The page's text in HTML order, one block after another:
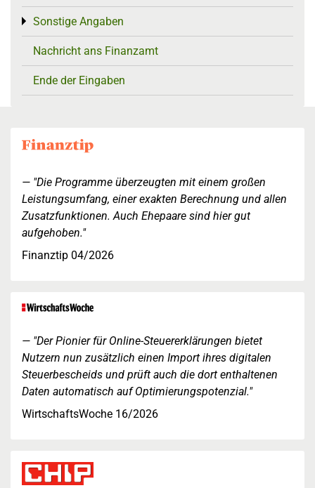
Sonstige Angaben
Toggle menu
Nachricht ans Finanzamt
Ende der Eingaben
"Die Programme überzeugten mit einem großen
Leistungsumfang, einer exakten Berechnung und allen
Zusatzfunktionen. Auch Ehepaare sind hier gut
aufgehoben."
Finanztip 04/2026
"Der Pionier für Online-Steuererklärungen bietet
Nutzern nun zusätzlich einen Import ihres digitalen
Steuerbescheids und prüft auch die dort enthaltenen
Daten automatisch auf Optimierungspotenzial."
WirtschaftsWoche 16/2026